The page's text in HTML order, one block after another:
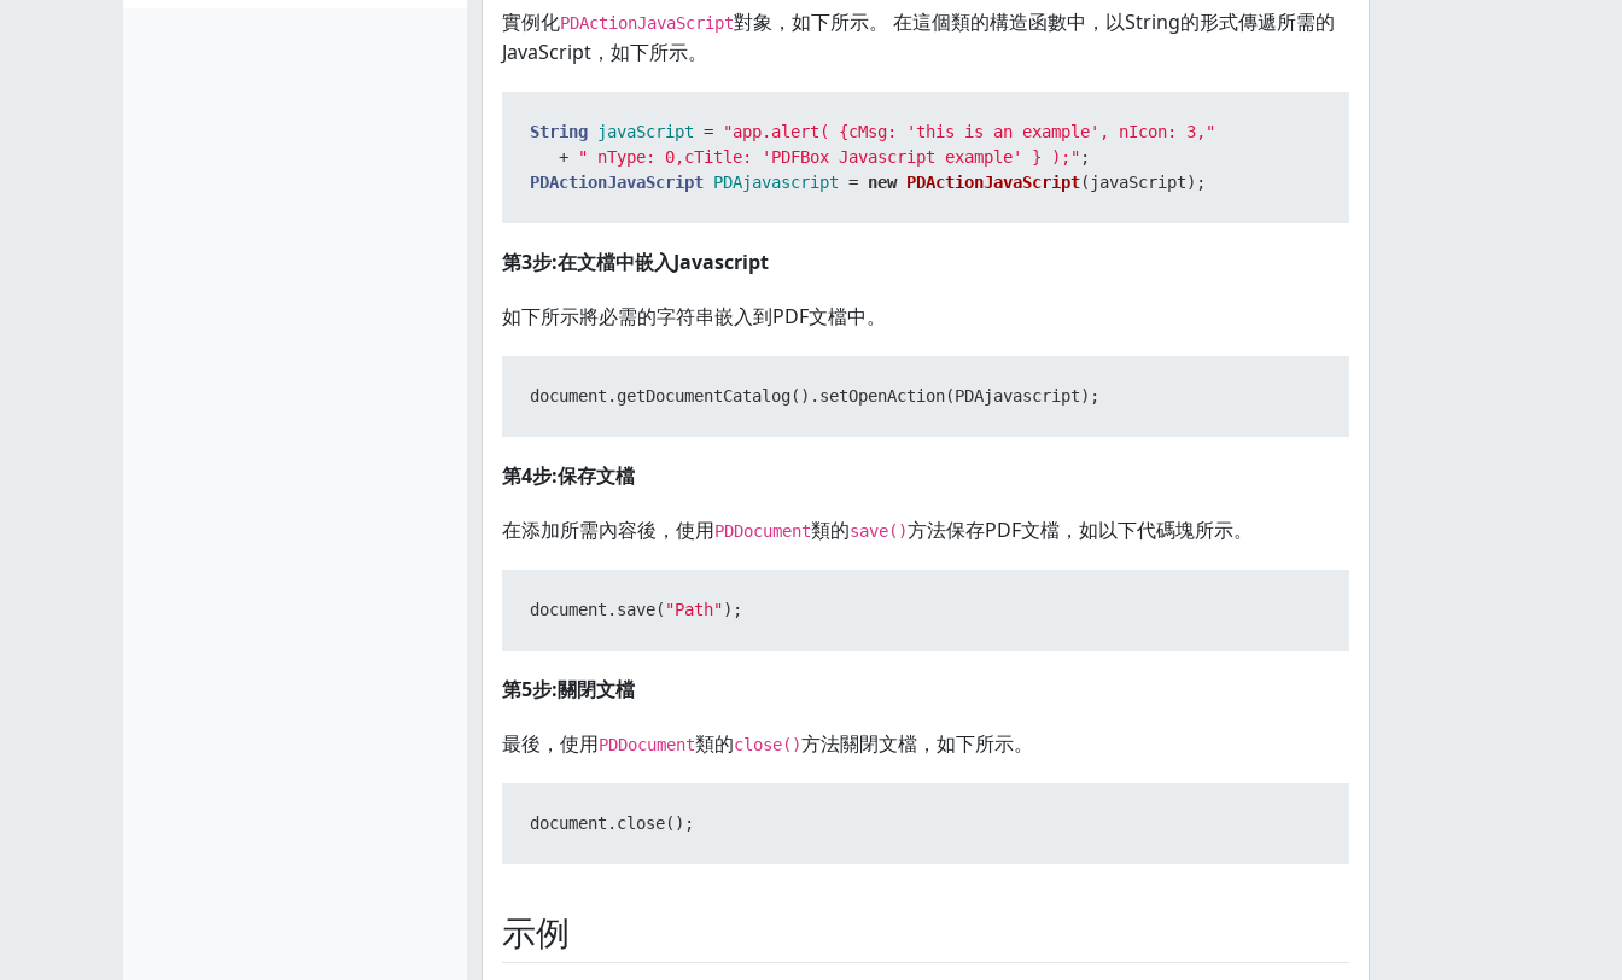
實例化PDActionJavaScript對象，如下所示。 在這個類的構造函數中，以String的形式傳遞所需的
JavaScript，如下所示。
String javaScript =
"app.alert( {cMsg: 'this is an example', nIcon: 3,"
   +
" nType: 0,cTitle: 'PDFBox Javascript example' } );"
PDActionJavaScript PDAjavascript = new PDActionJavaScript(javaScript);
第3步:在文檔中嵌入Javascript
如下所示將必需的字符串嵌入到PDF文檔中。
document.getDocumentCatalog().setOpenAction(PDAjavascript);
第4步:保存文檔
在添加所需內容後，使用PDDocument類的save()方法保存PDF文檔，如以下代碼塊所示。
document.save( "Path");
第5步:關閉文檔
最後，使用PDDocument類的close()方法關閉文檔，如下所示。
document.close();
示例